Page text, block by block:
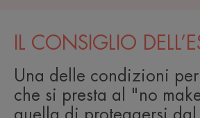
IL CONSIGLIO
Una delle condizioni
che si presta al "no
quella di proteggersi dal